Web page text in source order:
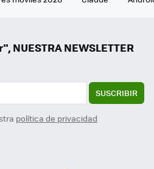
NUESTRA NEWSLETTER
SUSCRIBIR
política de privacidad